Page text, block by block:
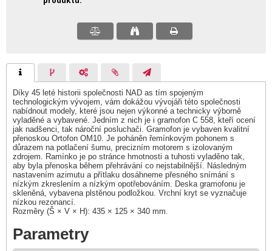
Díky 45 leté historii společnosti NAD as tím spojeným
technologickým vývojem, vám dokážou vývojáři této společnosti
nabídnout modely, které jsou nejen výkonné a technicky výborně
vyladěné a vybavené. Jedním z nich je i gramofon C 558, kteří ocení
jak nadšenci, tak nároční posluchači. Gramofon je vybaven kvalitní
přenoskou Ortofon OM10. Je poháněn řemínkovým pohonem s
důrazem na potlačení šumu, precizním motorem s izolovaným
zdrojem. Ramínko je po stránce hmotnosti a tuhosti vyladěno tak,
aby byla přenoska během přehrávání co nejstabilnější. Následným
nastavením azimutu a přítlaku dosáhneme přesného snímání s
nízkým zkreslením a nízkým opotřebováním. Deska gramofonu je
skleněná, vybavena plstěnou podložkou. Vrchní kryt se vyznačuje
nízkou rezonancí.
Rozměry (Š × V × H): 435 × 125 × 340 mm.
Parametry